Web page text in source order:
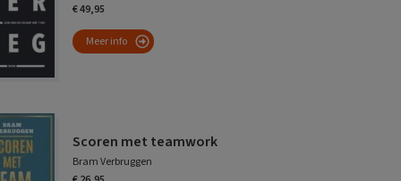
€ 49,95
Meer info
Scoren met teamwork
Bram Verbruggen